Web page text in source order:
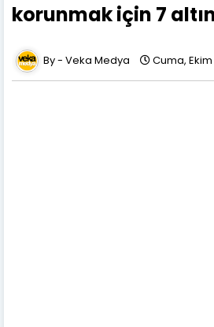
korunmak için 7
Veka Medya Cuma, Ekim